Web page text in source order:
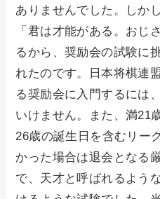
ありませんでした。しか
「君は才能がある。おじ
るから、奨励会の試験に
れたのです。日本将棋連
る奨励会に入門するには
いけません。また、満21
26歳の誕生日を含むリー
かった場合は退会となる
で、天才と呼ばれるよう